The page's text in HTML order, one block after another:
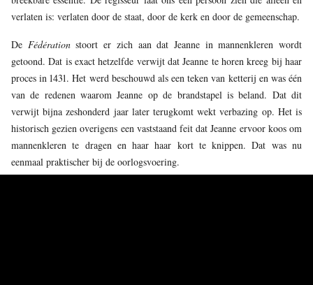
verlaten is: verlaten door de staat, door de kerk en door de gemeenschap.
De Fédérationstoort er zich aan dat Jeanne in mannenkleren wordt
getoond. Dat is exact hetzelfde verwijt dat Jeanne te horen kreeg bij haar
proces in 1431. Het werd beschouwd als een teken van ketterij en was één
van de redenen waarom Jeanne op de brandstapel is beland. Dat dit
verwijt bijna zeshonderd jaar later terugkomt wekt verbazing op. Het is
historisch gezien overigens een vaststaand feit dat Jeanne ervoor koos om
mannenkleren te dragen en haar haar kort te knippen. Dat was nu
eenmaal praktischer bij de oorlogsvoering.